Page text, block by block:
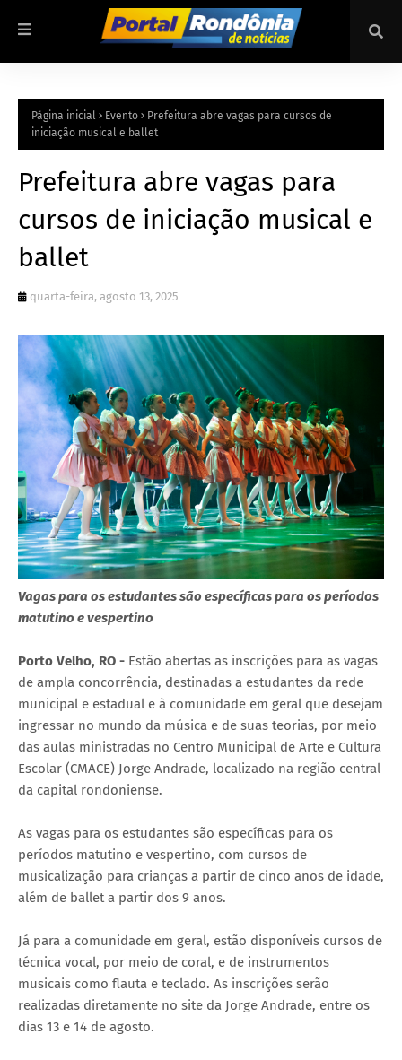
Página inicial Evento
Prefeitura abre vagas para cursos de
iniciação musical e ballet
Prefeitura abre vagas para
cursos de iniciação musical e
ballet
quarta-feira, agosto 13, 2025
Vagas para os estudantes são específicas para os períodos
matutino e vespertino
Porto Velho, RO - Estão abertas as inscrições para as vagas
de ampla concorrência, destinadas a estudantes da rede
municipal e estadual e à comunidade em geral que desejam
ingressar no mundo da música e de suas teorias, por meio
das aulas ministradas no Centro Municipal de Arte e Cultura
Escolar (CMACE) Jorge Andrade, localizado na região central
da capital rondoniense.
As vagas para os estudantes são específicas para os
períodos matutino e vespertino, com cursos de
musicalização para crianças a partir de cinco anos de idade,
além de ballet a partir dos 9 anos.
Já para a comunidade em geral, estão disponíveis cursos de
técnica vocal, por meio de coral, e de instrumentos
musicais como flauta e teclado. As inscrições serão
realizadas diretamente no site da Jorge Andrade, entre os
dias 13 e 14 de agosto.